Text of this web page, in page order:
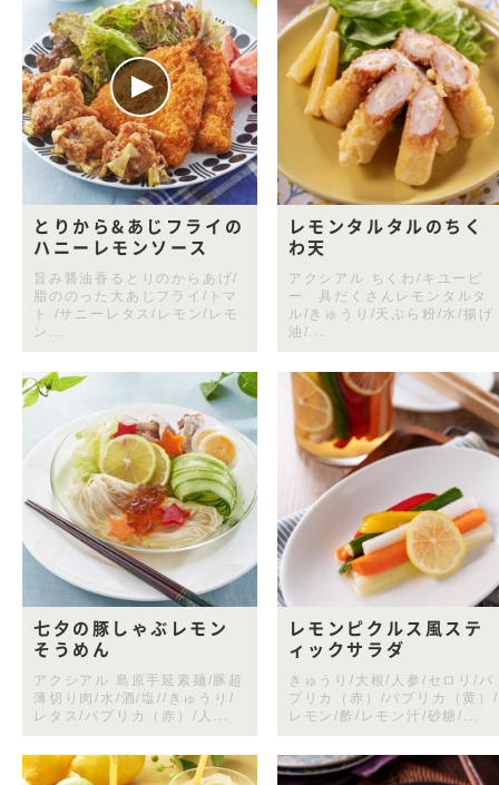
とりから&あじフライの
ハニーレモンソース
旨み醤油香るとりのからあげ/
脂ののった大あじフライ/トマ
ト /サニーレタス/レモン/レモ
ン...
レモンタルタルのちく
わ天
アクシアル ちくわ/キユーピ
ー 具だくさんレモンタルタ
ル/きゅうり/天ぷら粉/水/揚げ
油/...
七夕の豚しゃぶレモン
そうめん
アクシアル 島原手延素麺/豚超
薄切り肉/水/酒/塩//きゅうり/
レタス/パプリカ（赤）/人...
レモンピクルス風ステ
ィックサラダ
きゅうり/大根/人参/セロリ/パ
プリカ（赤）/パプリカ（黄）/
レモン/酢/レモン汁/砂糖/...